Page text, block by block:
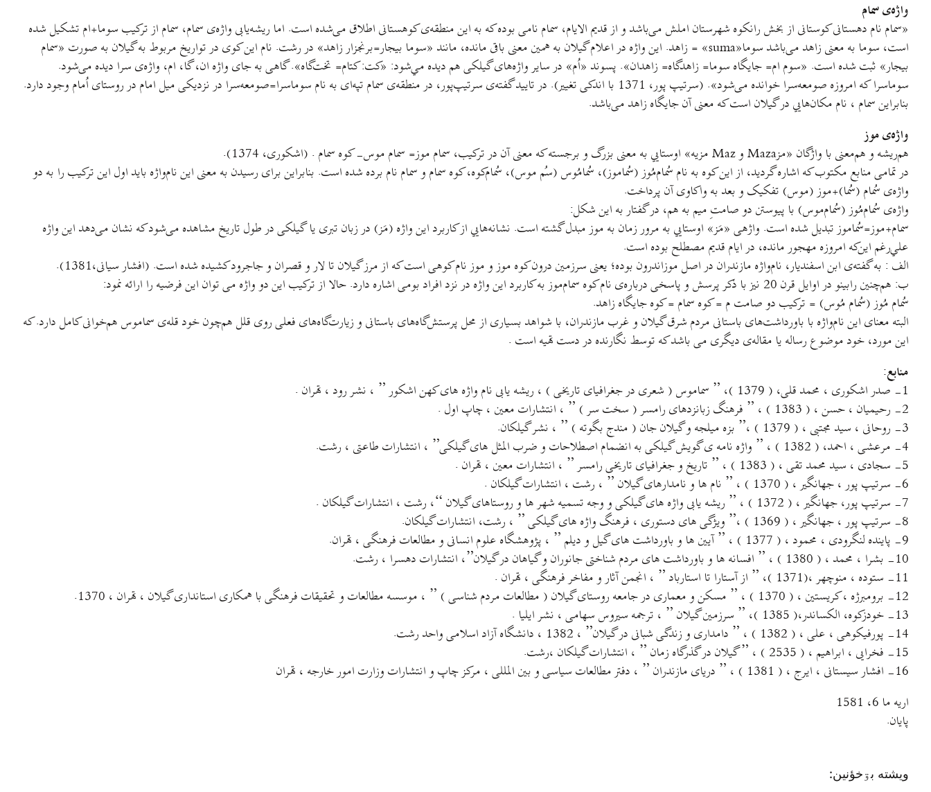
واژه‌ی سمام
«سمام نام دهستانی کوستانی از بخش رانکوه شهرستان املش می‌باشد و از قديم الايام، سمام نامی بوده که به اين منطقه‌ی کوهستانی اطلاق می‌شده است. اما ريشه‌يابی واژه‌ی سمام، سمام از ترکیب سوما+ام تشکیل شده
است، سوما به معنی زاهد می‌باشد سوما«suma» = زاهد. اين واژه در اعلام گيلان به همين معنی باقی مانده، مانند «سوما بيجار=برنجزار زاهد» در رشت. نام اين کوی در تواريخ مربوط به گيلان به صورت «سمام
بيجار» ثبت شده است. «سوم ام= جايگاه سوما= زاهدگاه= زاهدان». پسوند «اُم» در ساير واژه‌های گيلکی هم ديده مي‌شود: «کت: کتام= تخت‌گاه». گاهی به جای واژه ان، گا، ام، واژه‌ی سرا ديده می‌شود.
سوماسرا که امروزه صومعه‌سرا خوانده می‌شود». (سرتیپ پور، 1371 با اندکی تغییر). در تاييد گفته‌ی سرتيپ‌پور، در منطقه‌ی سمام تپه‌ای به نام سوماسرا=صومعه‌سرا در نزديکی میل امام در روستای اُمام وجود دارد.
بنابراين سمام ، نام مکان‌هايي در گيلان است که معنی آن جايگاه زاهد می‌باشد.
واژه‌ی موز
هم‌ريشه و هم‌معنی با واژگان «مزMaza و Maz مزيه» اوستايي به معنی بزرگ و برجسته که معنی آن در ترکيب، سمام موز= سمام موس- کوه سمام . (اشکوری، 1374).
در تمامی منابع مکتوب که اشاره گرديد، از اين کوه به نام سُمام‌مُوز (سُماموز)، سُمامُوس (سُم موس)، سُمام‌کوه، کوه سمام و سمام نام برده شده است. بنابراين برای رسيدن به معنی اين نام‌واژه بايد اول اين ترکيب را به دو
واژه‌ی سُمام (سُما)+موز (موس) تفکيک و بعد به واکاوی آن پرداخت.
واژه‌ی سُمام‌مُوز (سُمام‌موس) با پيوستن دو صامتِ ميم به هم، در گفتار به اين شکل:
سمام+موز=سُماموز تبديل شده است. واژهی «مَز» اوستايي به مرور زمان به موز مبدل گشته است. نشانه‌هايي از کاربرد اين واژه (مَز) در زبان تبری يا گيلکی در طول تاريخ مشاهده می‌شود که نشان می‌دهد اين واژه
علي‌رغم اين‌که امروزه مهجور مانده، در ايام قديم مصطلح بوده است.
الف : به گفته‌ی ابن اسفنديار، نام‌واژه مازندران در اصل موزاندرون بوده؛ يعنی سرزمين درون کوه موز و موز نام کوهی است که از مرز گيلان تا لار و قصران و جاجرود کشيده شده است. (افشار سيانی،1381).
ب: هم‌چنين رابينو در اوايل قرن 20 نيز با ذکر پرسش و پاسخی درباره‌ی نام کوه سمام‌موز به کاربرد اين واژه در نزد افراد بومی اشاره دارد. حالا از ترکيب اين دو واژه می توان اين فرضيه را ارائه نمود:
سُمام مُوز (سُمام مُوس) = ترکيب دو صامت م = کوه سمام = کوه جايگاه زاهد.
البته معنای اين نام‌واژه با باورداشت‌های باستانی مردم شرق گيلان و غرب مازندران، با شواهد بسياری از محل پرستش‌گاه‌های باستانی و زيارت‌گاه‌های فعلی روی قلل هم‌چون خود قله‌ی سماموس هم‌خوانی کامل دارد. که
اين مورد، خود موضوع رساله يا مقاله‌ی ديگری می باشد که توسط نگارنده در دست تهیه است .
منابع:
1- صدر اشکوری ، محمد قلی، ( 1379 )، ” سماموس ( شعری در جغرافیای تاریخی ) ، ریشه یابی نام واژه های کهن اشکور ” ، نشر رود ، تهران .
2- رحیمیان ، حسن ، ( 1383 ) ، ” فرهنگ زبانزدهای رامسر ( سخت سر ) ” ، انتشارات معین ، چاپ اول .
3- روحانی ، سید مجتبی ، ( 1379 ) ،” بزه میلجه و گیلان جان ( مندج بگوته ) ” ، نشر گیلکان.
4- مرعشی ، احمد، ( 1382 ) ، ” واژه نامه ی گویش گیلکی به انضمام اصطلاحات و ضرب المثل های گیلکی” ، انتشارات طاعتی ، رشت.
5- سجادی ، سید محمد تقی ، ( 1383 ) ، ” تاریخ و جغرافیای تاریخی رامسر ” ، انتشارات معین ، تهران .
6- سرتیپ پور ، جهانگیر ، ( 1370 ) ، ” نام ها و نامدارهای گیلان ” ، رشت ، انتشارات گیلکان .
7- سرتیپ پور، جهانگیر ، ( 1372 ) ، ” ریشه یابی واژه های گیلکی و وجه تسمیه شهر ها و روستاهای گیلان “، رشت ، انتشارات گیلکان .
8- سرتیپ پور ، جهانگیر ، ( 1369 ) ،” ویژگی های دستوری ، فرهنگ واژه های گیلکی ” ، رشت، انتشارات گیلکان.
9- پاینده لنگرودی ، محمود ، ( 1377 ) ، ” آیین ها و باورداشت های گیل و دیلم ” ، پژوهشگاه علوم انسانی و مطالعات فرهنگی ، تهران.
10- بشرا ، محمد ، ( 1380 ) ، ” افسانه ها و باورداشت های مردم شناختی جانوران و گیاهان در گیلان”، انتشارات دهسرا ، رشت.
11- ستوده ، منوچهر ،(1371 )، ” از آستارا تا استارباد ” ، انجمن آثار و مفاخر فرهنگی ، تهران .
12- برومبرژه ، کریستین ، ( 1370 ) ، ” مسکن و معماری در جامعه روستای گیلان ( مطالعات مردم شناسی ) ” ، موسسه مطالعات و تحقیقات فرهنگی با همکاری استانداری گیلان ، تهران ، 1370.
13- خودزکوه، الکساندر،( 1385 )، ” سرزمین گیلان ” ، ترجمه سیروس سهامی ، نشر ایلیا .
14- پورفیکوهی ، علی ، ( 1382 ) ، ” دامداری و زندگی شبانی در گیلان” ، 1382 ، دانشگاه آزاد اسلامی واحد رشت.
15- فخرایی ، ابراهیم ، ( 2535 ) ، ” گیلان در گذرگاه زمان ” ، انتشارات گیلکان ،رشت.
16- افشار سیستانی ، ایرج ، ( 1381 ) ، ” دریای مازندران ” ، دفتر مطالعات سیاسی و بین المللی ، مرکز چاپ و انتشارات وزارت امور خارجه ، تهران
اريه ما 6، 1581
پايان.
ويشته بۊخؤنين: